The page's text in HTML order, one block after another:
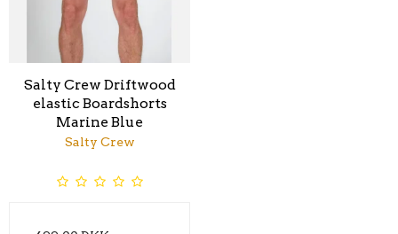
Salty Crew Driftwood
elastic Boardshorts
Marine Blue
Salty Crew